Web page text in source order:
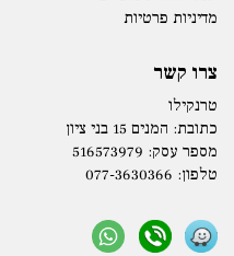
מדיניות פרטיות
צרו קשר
טרנקילו
כתובת: המנים 15 בני ציון
מספר עסק: 516573979
טלפון: 077-3630366